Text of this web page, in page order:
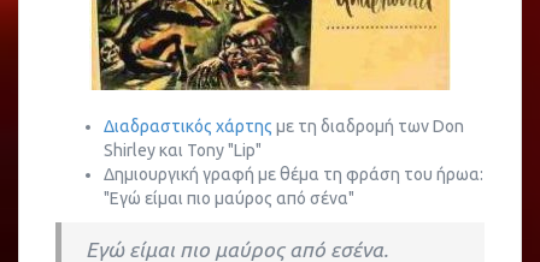
Διαδραστικός χάρτης με τη διαδρομή των Don
Shirley και Tony "Lip"
Δημιουργική γραφή με θέμα τη φράση του ήρωα:
"Εγώ είμαι πιο μαύρος από σένα"
Εγώ είμαι πιο μαύρος από εσένα.